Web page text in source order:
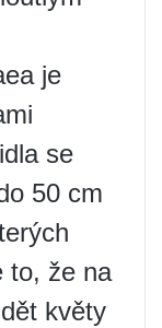
je
se
50 cm
to, že na
květy